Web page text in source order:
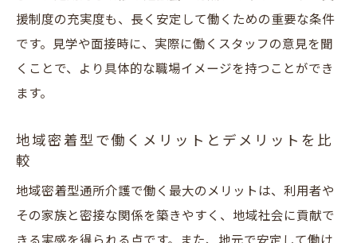
地域密着型通所介護の柔軟な勤務形態の探
し方
看護職員が求めるワークライフバランスの
方
通所介護で長く働くためのポイントと工夫
援制度の充実度も、長く安定して働くための重要な条件
です。見学や面接時に、実際に働くスタッフの意見を聞
くことで、より具体的な職場イメージを持つことができ
ます。
地域密着型で働くメリットとデメリットを比
較
地域密着型通所介護で働く最大のメリットは、利用者や
その家族と密接な関係を築きやすく、地域社会に貢献で